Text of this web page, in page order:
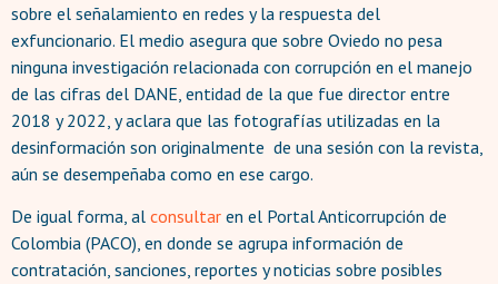
sobre el señalamiento en redes y la respuesta del
exfuncionario. El medio asegura que sobre Oviedo no pesa
ninguna investigación relacionada con corrupción en el manejo
de las cifras del DANE, entidad de la que fue director entre
2018 y 2022, y aclara que las fotografías utilizadas en la
desinformación son originalmente de una sesión con la revista,
aún se desempeñaba como en ese cargo.
De igual forma, al consultar en el Portal Anticorrupción de
Colombia (PACO), en donde se agrupa información de
contratación, sanciones, reportes y noticias sobre posibles